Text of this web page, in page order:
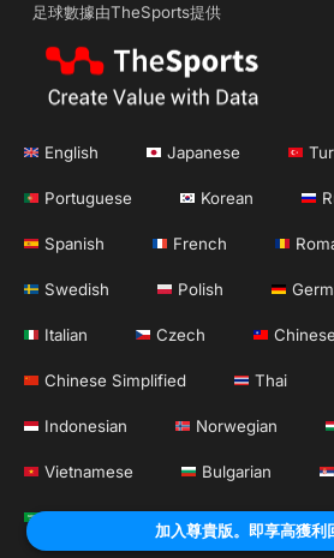
足球數據由TheSports提供
English Japanese
Portuguese Korean
Spanish French
Swedish Polish
Italian Czech
Chinese Simplified Thai
Indonesian Norwegian
Vietnamese Bulgarian
Arabic
加入尊貴版。即享高獲利